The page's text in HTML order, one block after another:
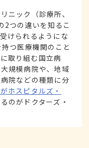
ニック（診療所、
2つの違いを知るこ
けられるようにな
つ医療機関のこと
取り組む国立病
規模病院や、地域
院などの種類に分
ホスピタルズ・
のがドクターズ・